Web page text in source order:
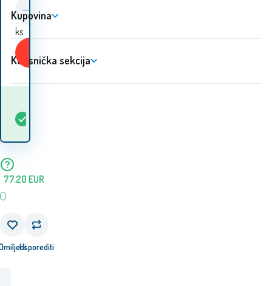
ks
Kupiti
77.20 EUR
Usporediti
Kupovina
Korisnička sekcija